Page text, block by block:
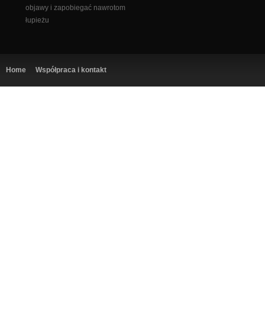
objawy i zapobiegać nawrotom
łupieżu
Home Współpraca i kontakt